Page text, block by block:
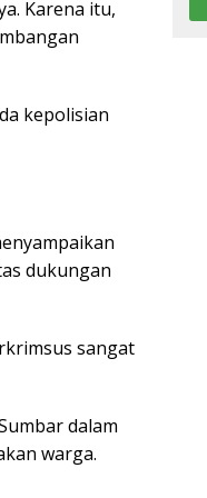
Karena itu,
kepolisian
dukungan
sangat
dalam
warga.